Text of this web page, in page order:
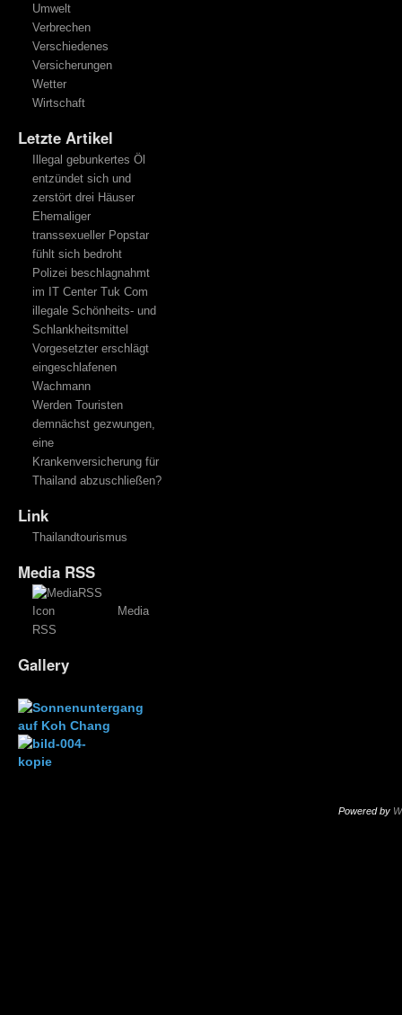
Umwelt
Verbrechen
Verschiedenes
Versicherungen
Wetter
Wirtschaft
Letzte Artikel
Illegal gebunkertes Öl
entzündet sich und
zerstört drei Häuser
Ehemaliger
transsexueller Popstar
fühlt sich bedroht
Polizei beschlagnahmt
im IT Center Tuk Com
illegale Schönheits- und
Schlankheitsmittel
Vorgesetzter erschlägt
eingeschlafenen
Wachmann
Werden Touristen
demnächst gezwungen,
eine
Krankenversicherung für
Thailand abzuschließen?
Link
Thailandtourismus
Media RSS
Media
RSS
Gallery
Powered by